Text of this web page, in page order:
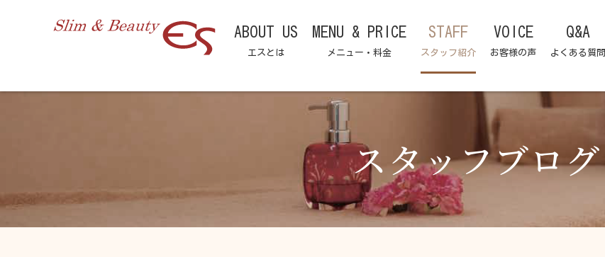
ABOUT US
エスとは
MENU & PRICE
メニュー・料金
STAFF
スタッフ紹介
VOICE
お客様の声
Q&A
よくある質問
スタッフブログ